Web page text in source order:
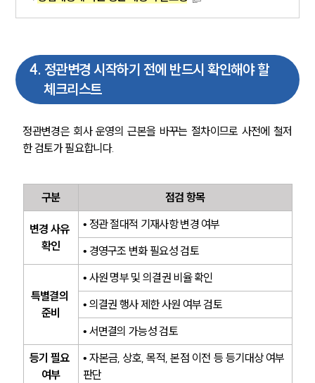
통합검색
AI대륜
INSIGHT
주요 업무사례
법률정보
법률지식인
고객후기
NEWS
언론보도
공지사항
법률 블로그
법률서식
뉴스레터/브로슈어
세미나
4. 정관변경 시작하기 전에 반드시 확인해야 할
체크리스트
정관변경은 회사 운영의 근본을 바꾸는 절차이므로 사전에 철저
한 검토가 필요합니다.
구분 점검 항목
변경 사유
확인
• 정관 절대적 기재사항 변경 여부
• 경영구조 변화 필요성 검토
특별결의
준비
• 사원 명부 및 의결권 비율 확인
• 의결권 행사 제한 사원 여부 검토
• 서면결의 가능성 검토
등기 필요
여부
• 자본금, 상호, 목적, 본점 이전 등 등기대상 여부
판단